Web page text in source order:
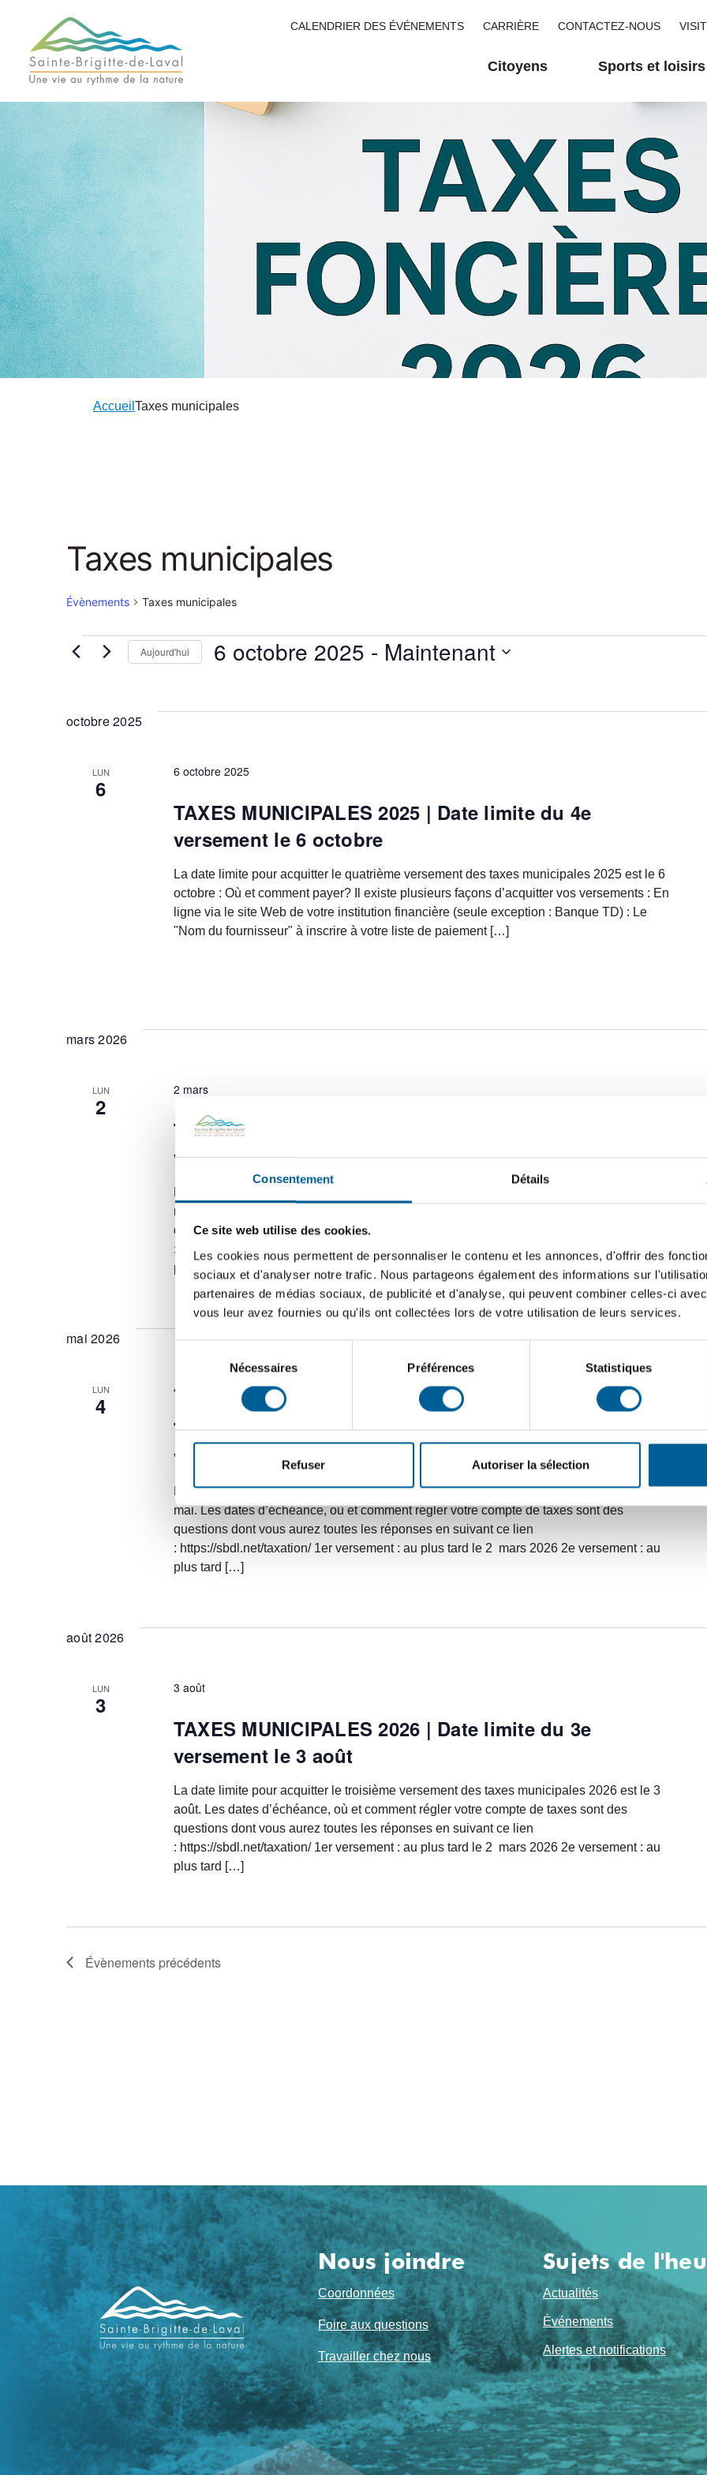
Consentement Détails
Ce site web utilise des cookies.
Les cookies nous permettent de personnaliser le contenu et les annonces, d'offrir des
sociaux et d'analyser notre trafic. Nous partageons également des informations sur
partenaires de médias sociaux, de publicité et d'analyse, qui peuvent combiner celles-ci
vous leur avez fournies ou qu'ils ont collectées lors de votre utilisation de leurs services.
consentement
Nécessaires Préférences Statistiques
Refuser Autoriser la sélection
CALENDRIER DES ÉVÉNEMENTS CARRIÈRE CONTACTEZ-NOUS
Citoyens Sports et loisirs
Accueil Taxes municipales
Taxes municipales
Évènements Taxes municipales
Aujourd'hui 6 octobre 2025 - Maintenant
date.
octobre 2025
LUN
6
TAXES MUNICIPALES 2025 | Date limite du 4e
versement le 6 octobre
6 octobre 2025
La date limite pour acquitter le quatrième versement des taxes municipales 2025 est le 6
octobre : Où et comment payer? Il existe plusieurs façons d’acquitter vos versements : En
ligne via le site Web de votre institution financière (seule exception : Banque TD) : Le
"Nom du fournisseur" à inscrire à votre liste de paiement […]
mars 2026
LUN
2
TAXES MUNICIPALES 2026 | Date limite du 1er
versement le 2 mars
2 mars
mai. Les dates d’échéance, où et comment régler votre compte de taxes sont des
questions dont vous aurez toutes les réponses en suivant ce lien
: https://sbdl.net/taxation/ 1er versement : au plus tard le 2 mars 2026 2e versement : au
plus tard […]
mai 2026
LUN
4
TAXES MUNICIPALES 2026 | Date limite du 2e
versement le 4 mai
4 mai
La date limite pour acquitter le deuxième versement des taxes municipales 2026 est le 4
mai. Les dates d’échéance, où et comment régler votre compte de taxes sont des
questions dont vous aurez toutes les réponses en suivant ce lien
: https://sbdl.net/taxation/ 1er versement : au plus tard le 2 mars 2026 2e versement : au
plus tard […]
août 2026
LUN
3
TAXES MUNICIPALES 2026 | Date limite du 3e
versement le 3 août
3 août
La date limite pour acquitter le troisième versement des taxes municipales 2026 est le 3
août. Les dates d’échéance, où et comment régler votre compte de taxes sont des
questions dont vous aurez toutes les réponses en suivant ce lien
: https://sbdl.net/taxation/ 1er versement : au plus tard le 2 mars 2026 2e versement : au
plus tard […]
Évènements précédents
Navigation
de
pied
Nous joindre
Coordonnées
Foire aux questions
Travailler chez nous
Sujets de
Actualités
Événements
Alertes et notifications